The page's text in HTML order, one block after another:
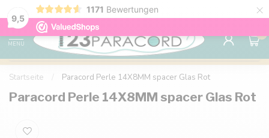
9,5
1171 Bewertungen ×
Kostenlose Lieferung nach Hause ab 150 €
MENU
0
Startseite Paracord Perle 14X8MM spacer Glas Rot
Paracord Perle 14X8MM spacer Glas Rot